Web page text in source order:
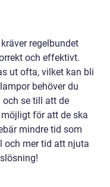
regelbundet
och effektivt.
ut ofta, vilket kan bli
behöver du
och se till att de
för att de ska
mindre tid som
och mer tid att njuta